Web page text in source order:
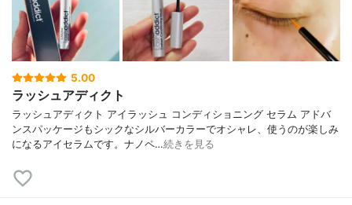
5.00
ラッシュアディクト
ラッシュアディクト アイラッシュ コンディショニング セラム アドバ
ンスパッケージもシックなシルバーカラーでオシャレ、使うのが楽しみ
になるアイセラムです。ナノペ…続きを見る